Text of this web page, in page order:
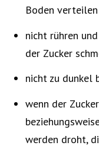
Boden
nicht rühren
der Zucker
nicht zu dunkel
wenn der
werden droht,